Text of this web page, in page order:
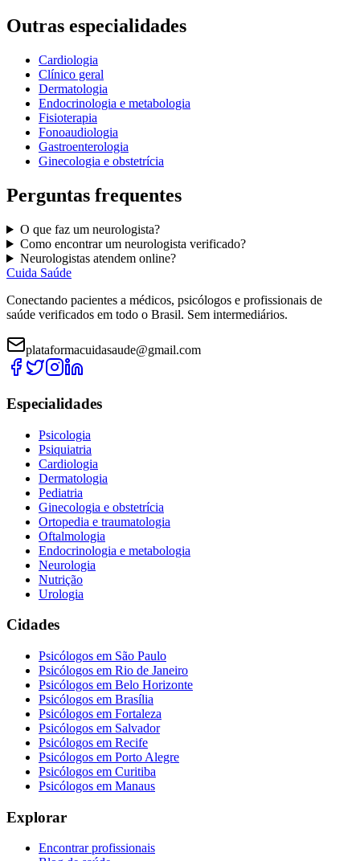
Outras especialidades
Cardiologia
Clínico geral
Dermatologia
Endocrinologia e metabologia
Fisioterapia
Fonoaudiologia
Gastroenterologia
Ginecologia e obstetrícia
Perguntas frequentes
O que faz um neurologista?
Como encontrar um neurologista verificado?
Neurologistasatendem online?
Cuida Saúde
Conectando pacientes a médicos, psicólogos e profissionais de
saúde verificados em todo o Brasil. Sem intermediários.
plataformacuidasaude@gmail.com
Especialidades
Psicologia
Psiquiatria
Cardiologia
Dermatologia
Pediatria
Ginecologia e obstetrícia
Ortopedia e traumatologia
Oftalmologia
Endocrinologia e metabologia
Neurologia
Nutrição
Urologia
Cidades
Psicólogos em São Paulo
Psicólogos em Rio de Janeiro
Psicólogos em Belo Horizonte
Psicólogos em Brasília
Psicólogos em Fortaleza
Psicólogos em Salvador
Psicólogos em Recife
Psicólogos em Porto Alegre
Psicólogos em Curitiba
Psicólogos em Manaus
Explorar
Encontrar profissionais